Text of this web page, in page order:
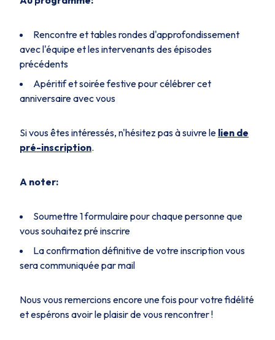
Rencontre et tables rondes d'approfondissement
avec l'équipe et les intervenants des épisodes
précédents
Apéritif et soirée festive pour célébrer cet
anniversaire avec vous
Si vous êtes intéressés, n'hésitez pas à suivre le lien de
pré-inscription.
A noter:
Soumettre 1 formulaire pour chaque personne que
vous souhaitez pré inscrire
La confirmation définitive de votre inscription vous
sera communiquée par mail
Nous vous remercions encore une fois pour votre fidélité
et espérons avoir le plaisir de vous rencontrer !